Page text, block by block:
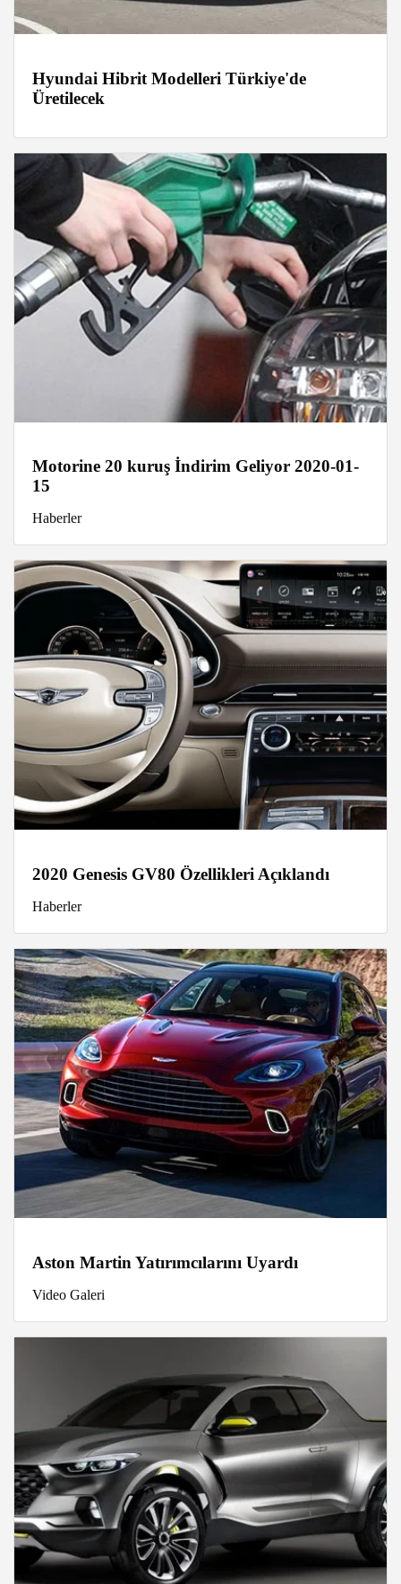
Hyundai Hibrit Modelleri Türkiye'de
Üretilecek
Motorine 20 kuruş İndirim Geliyor 2020-01-
15
Haberler
2020 Genesis GV80 Özellikleri Açıklandı
Haberler
Aston Martin Yatırımcılarını Uyardı
Video Galeri